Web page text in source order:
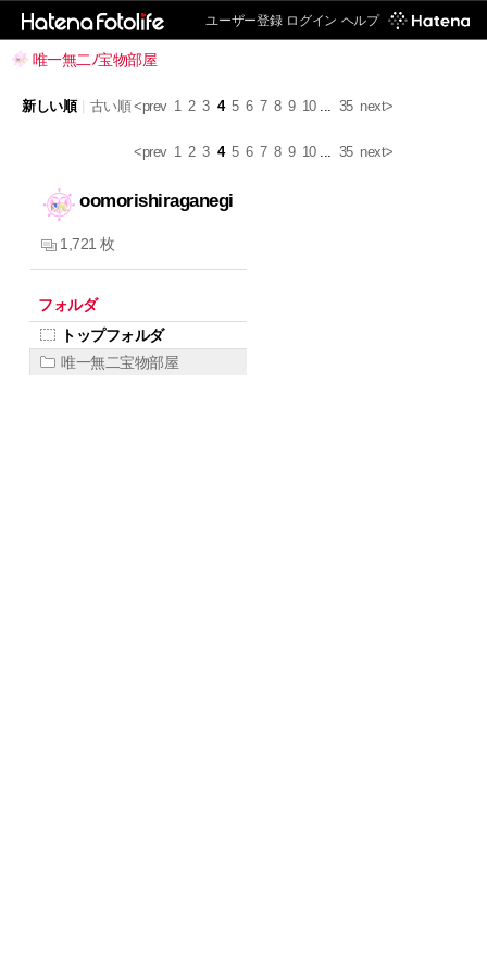
ユーザー登録 ログイン ヘルプ
唯一無二ﾉ宝物部屋
<prev 1 2 3 4 5 6 7 8 9 10... 35 next>
新しい順 古い順
<prev 1 2 3 4 5 6 7 8 9 10... 35 next>
oomorishiraganegi
1,721 枚
フォルダ
トップフォルダ
唯一無二宝物部屋